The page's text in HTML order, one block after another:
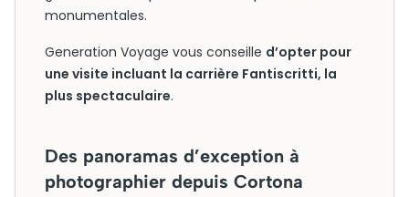
monumentales.
Generation Voyage vous conseille d’opter pour
une visite incluant la carrière Fantiscritti, la
plus spectaculaire.
Des panoramas d’exception à
photographier depuis Cortona